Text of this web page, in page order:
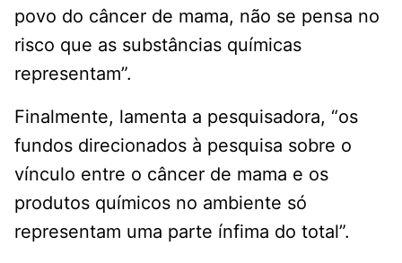
povo do câncer de mama, não se pensa no
risco que as substâncias químicas
representam”.
Finalmente, lamenta a pesquisadora, “os
fundos direcionados à pesquisa sobre o
vínculo entre o câncer de mama e os
produtos químicos no ambiente só
representam uma parte ínfima do total”.